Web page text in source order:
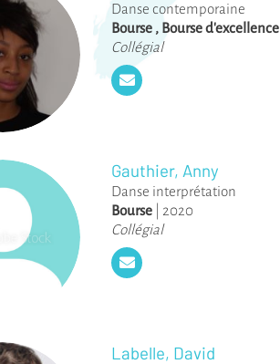
Danse contemporaine
Bourse , Bourse d'excellence
Collégial
Gauthier, Anny
Danse interprétation
Bourse
2020
Collégial
Labelle, David